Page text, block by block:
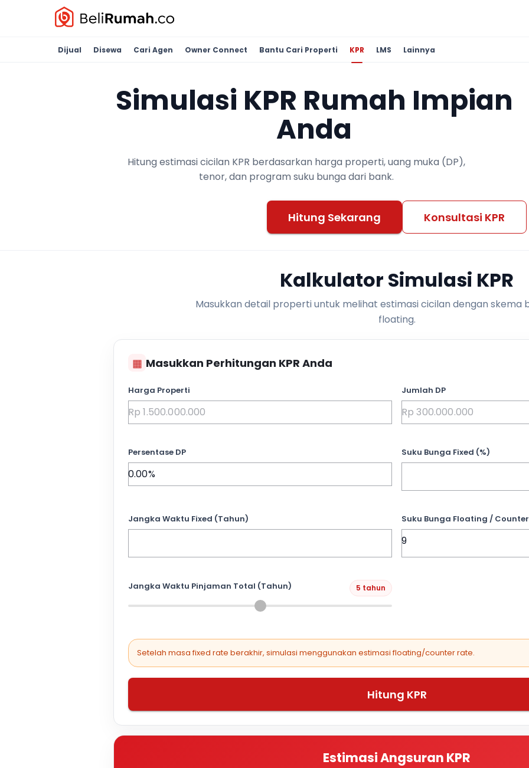
Dijual Disewa Cari Agen Owner Connect Bantu Cari Properti KPR LMS Lainnya
Simulasi KPR Rumah Impian
Anda
Hitung estimasi cicilan KPR berdasarkan harga properti, uang muka (DP),
tenor, dan program suku bunga dari bank.
Hitung Sekarang Konsultasi KPR
Kalkulator Simulasi KPR
Masukkan detail properti untuk melihat estimasi cicilan dengan skema
floating.
▦ Masukkan Perhitungan KPR Anda
Harga Properti Jumlah DP
Persentase DP Suku Bunga Fixed (%)
Jangka Waktu Fixed (Tahun) Suku Bunga Floating /
Jangka Waktu Pinjaman Total (Tahun) 5 tahun
Setelah masa fixed rate berakhir, simulasi menggunakan estimasi floating/counter rate.
Hitung KPR
Estimasi Angsuran KPR